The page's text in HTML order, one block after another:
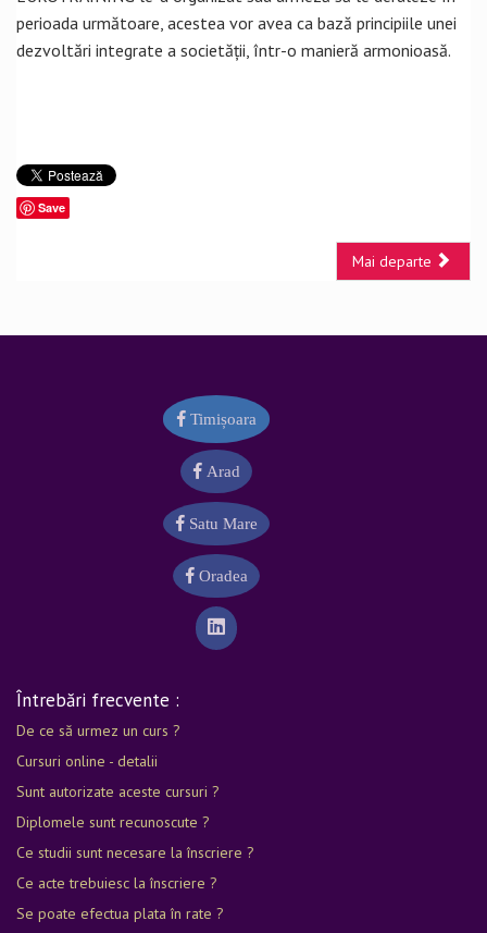
perioada următoare, acestea vor avea ca bază principiile unei
dezvoltări integrate a societății, într-o manieră armonioasă.
Save
Mai departe
Timișoara
Arad
Satu Mare
Oradea
Întrebări frecvente :
De ce să urmez un curs ?
Cursuri online - detalii
Sunt autorizate aceste cursuri ?
Diplomele sunt recunoscute ?
Ce studii sunt necesare la înscriere ?
Ce acte trebuiesc la înscriere ?
Se poate efectua plata în rate ?